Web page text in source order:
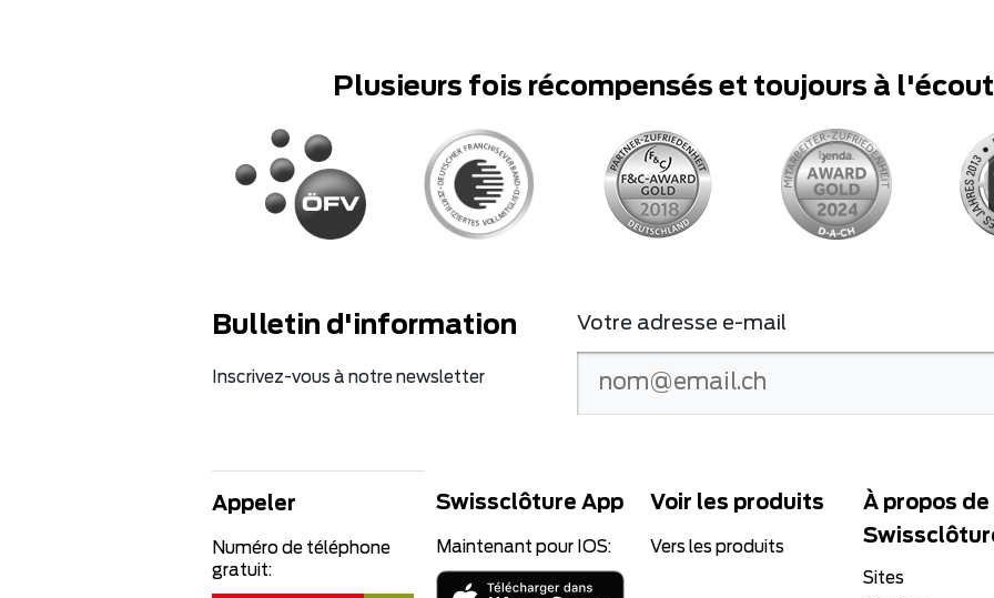
Plusieurs fois récompensés et toujours à
Bulletin d'information
Inscrivez-vous à notre newsletter
Votre adresse e-mail
Appeler
Numéro de téléphone
gratuit:
Swissclôture App
Maintenant pour IOS:
Voir les produits
Vers les produits
À propos de
Sites